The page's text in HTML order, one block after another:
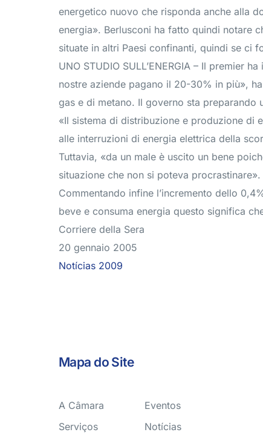
energetico nuovo che risponda anche alla
energia». Berlusconi ha fatto quindi notare
situate in altri Paesi confinanti, quindi se ci
UNO STUDIO SULL’ENERGIA – Il premier
nostre aziende pagano il 20-30% in più»,
gas e di metano. Il governo sta
«Il sistema di distribuzione e produzione di
alle interruzioni di energia elettrica della
Tuttavia, «da un male è uscito un bene
situazione che non si poteva procrastinare».
Commentando infine l’incremento dello
beve e consuma energia questo significa
Corriere della Sera
20 gennaio 2005
Notícias 2009
Mapa do Site
A Câmara
Serviços
Eventos
Notícias